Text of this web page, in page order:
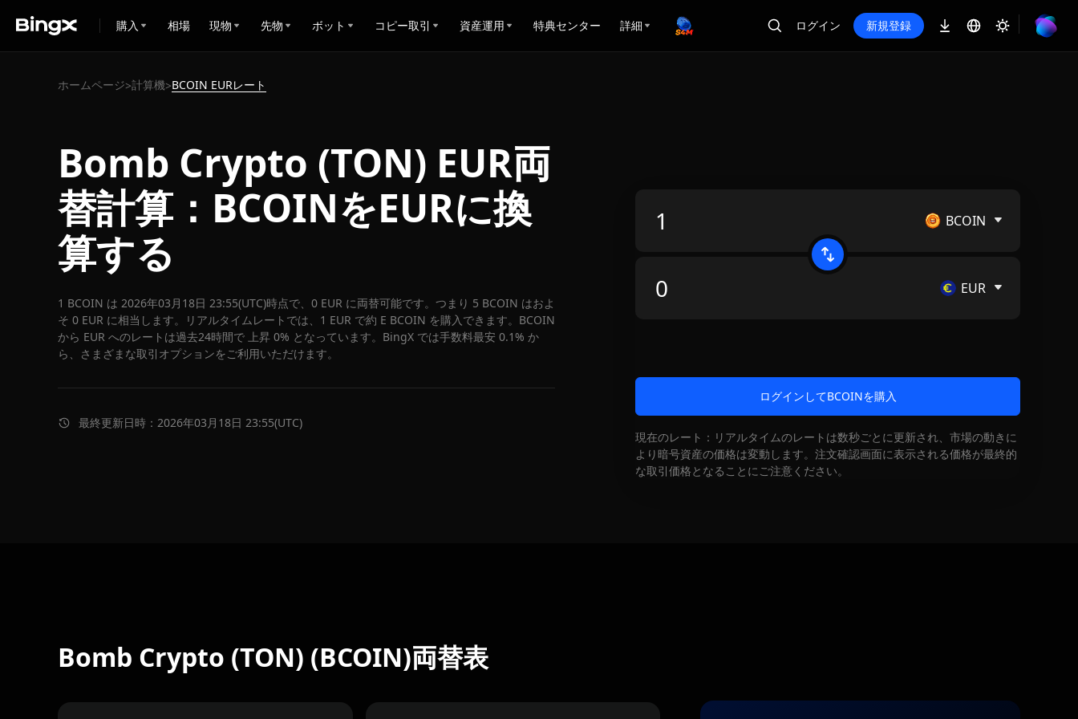
購入 相場 現物 先物 ボット コピー取引 資産運用 特典センター 詳細 ログイン 新規登録
ホームページ>計算機>BCOIN EURレート
Bomb Crypto (TON) EUR両
替計算：BCOINをEURに換
算する
1 BCOIN は 2026年03月18日 23:55(UTC)時点で、0 EUR に両替可能です。つまり 5 BCOIN はおよ
そ 0 EUR に相当します。リアルタイムレートでは、1 EUR で約 E BCOIN を購入できます。BCOIN
から EUR へのレートは過去24時間で 上昇 0% となっています。BingX では手数料最安 0.1% か
ら、さまざまな取引オプションをご利用いただけます。
最終更新日時：2026年03月18日 23:55(UTC)
BCOIN
EUR
ログインしてBCOINを購入
現在のレート：リアルタイムのレートは数秒ごとに更新され、市場の動きに
より暗号資産の価格は変動します。注文確認画面に表示される価格が最終的
な取引価格となることにご注意ください。
Bomb Crypto (TON) (BCOIN)両替表